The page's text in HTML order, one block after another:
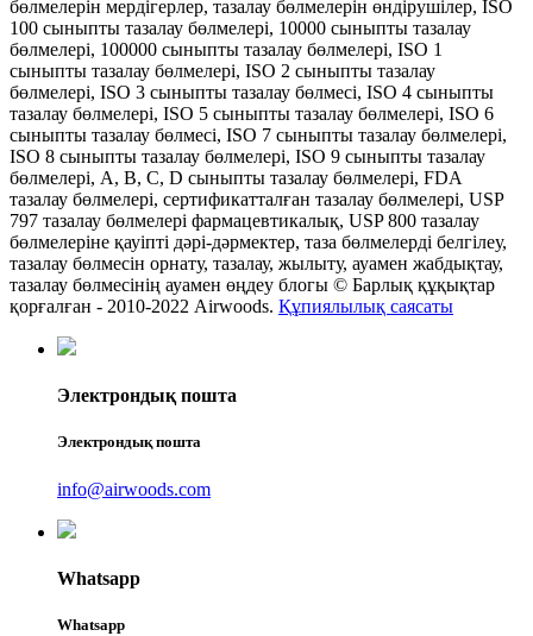
бөлмелерін мердігерлер, тазалау бөлмелерін өндірушілер, ISO
100 сыныпты тазалау бөлмелері, 10000 сыныпты тазалау
бөлмелері, 100000 сыныпты тазалау бөлмелері, ISO 1
сыныпты тазалау бөлмелері, ISO 2 сыныпты тазалау
бөлмелері, ISO 3 сыныпты тазалау бөлмесі, ISO 4 сыныпты
тазалау бөлмелері, ISO 5 сыныпты тазалау бөлмелері, ISO 6
сыныпты тазалау бөлмесі, ISO 7 сыныпты тазалау бөлмелері,
ISO 8 сыныпты тазалау бөлмелері, ISO 9 сыныпты тазалау
бөлмелері, A, B, C, D сыныпты тазалау бөлмелері, FDA
тазалау бөлмелері, сертификатталған тазалау бөлмелері, USP
797 тазалау бөлмелері фармацевтикалық, USP 800 тазалау
бөлмелеріне қауіпті дәрі-дәрмектер, таза бөлмелерді белгілеу,
тазалау бөлмесін орнату, тазалау, жылыту, ауамен жабдықтау,
тазалау бөлмесінің ауамен өңдеу блогы © Барлық құқықтар
қорғалған - 2010-2022 Airwoods. Құпиялылық саясаты
Электрондық пошта
Электрондық пошта
info@airwoods.com
Whatsapp
Whatsapp